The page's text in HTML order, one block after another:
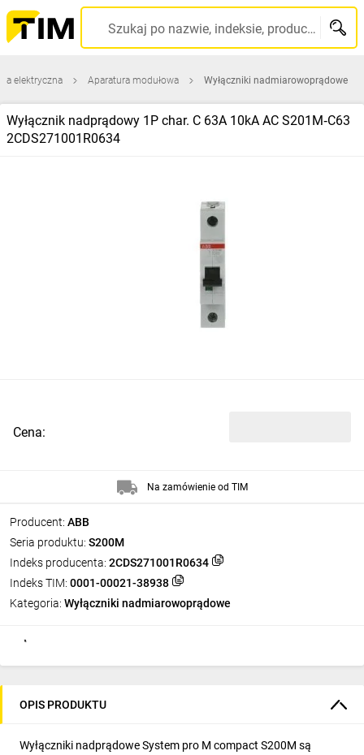
Szukaj po nazwie, indeksie, producencie, kodzie kreskowym...
elektryczna Aparatura modułowa Wyłączniki nadmiarowoprądowe
Wyłącznik nadprądowy 1P char. C 63A 10kA AC S201M‑C63
2CDS271001R0634
Producent: ABB
Seria produktu: S200M
Indeks producenta: 2CDS271001R0634
Indeks TIM: 0001-00021-38938
Kategoria: Wyłączniki nadmiarowoprądowe
Cena:
Na zamówienie od TIM
OPIS PRODUKTU
Wyłączniki nadprądowe System pro M compact S200M są